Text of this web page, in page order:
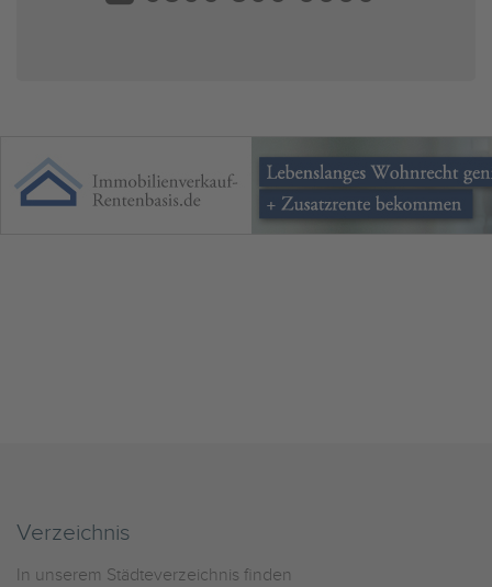
Verzeichnis
In unserem Städteverzeichnis finden